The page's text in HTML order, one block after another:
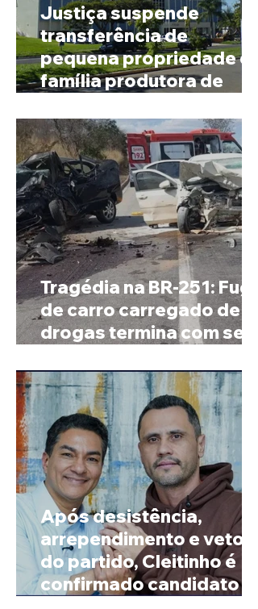
Justiça suspende
transferência de
pequena propriedade de
família produtora de
Tragédia na BR-251: Fuga
de carro carregado de
drogas termina com sete
Após desistência,
arrependimento e veto
do partido, Cleitinho é
confirmado candidato ao